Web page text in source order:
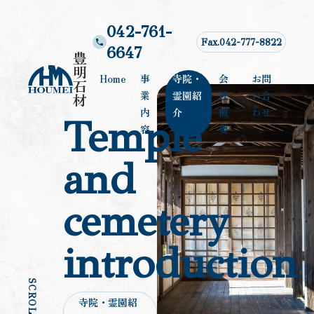
豊
明
石
材
042-761-
6647
Fax.042-777-8822
Home
事
業
内
容
寺院・
霊園紹
介
会
社
概
要
お問
い合
わせ
Temple
and
cemetery
introduction
寺院・霊園紹
SCROLL